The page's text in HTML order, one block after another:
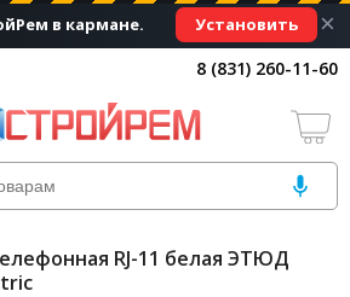
в кармане. Установить ×
8 (831) 260-11-60
RJ-11 белая ЭТЮД